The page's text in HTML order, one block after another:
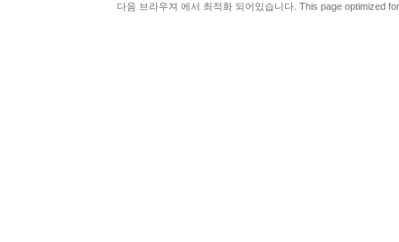
다음 브라우져 에서 최적화 되어있습니다. This page optimized